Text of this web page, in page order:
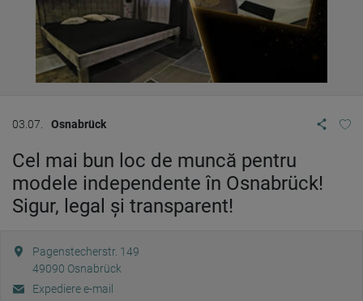
03.07. Osnabrück
Cel mai bun loc de muncă pentru
modele independente în Osnabrück!
Sigur, legal și transparent!
Pagenstecherstr. 149
49090 Osnabrück
Expediere e-mail